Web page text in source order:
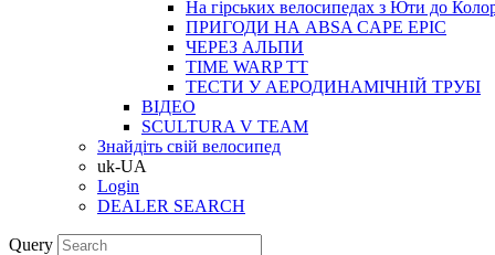
На гірських велосипедах з Юти до
ПРИГОДИ НА ABSA CAPE EPIC
ЧЕРЕЗ АЛЬПИ
TIME WARP TT
ТЕСТИ У АЕРОДИНАМІЧНІЙ ТРУБІ
ВІДЕО
SCULTURA V TEAM
Знайдіть свій велосипед
uk-UA
Login
DEALER SEARCH
Query